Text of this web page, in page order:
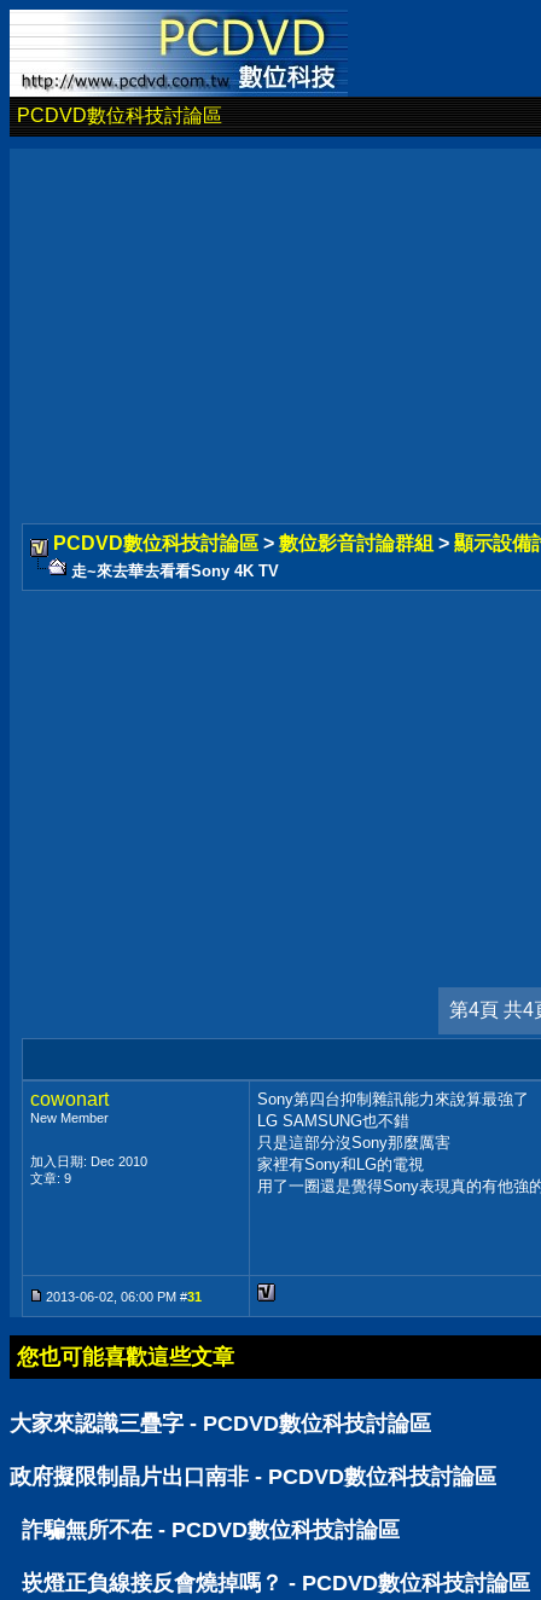
PCDVD數位科技討論區
PCDVD數位科技討論區 > 數位影音討論群組 > 顯示設備
走~來去華去看看Sony 4K TV
第4頁 共4
cowonart
New Member
加入日期: Dec 2010
文章: 9
Sony第四台抑制雜訊能力來說算最強了
LG SAMSUNG也不錯
只是這部分沒Sony那麼厲害
家裡有Sony和LG的電視
用了一圈還是覺得Sony表現真的有他強
2013-06-02, 06:00 PM #31
您也可能喜歡這些文章
大家來認識三疊字 - PCDVD數位科技討論區
政府擬限制晶片出口南非 - PCDVD數位科技討論區
詐騙無所不在 - PCDVD數位科技討論區
崁燈正負線接反會燒掉嗎？ - PCDVD數位科技討論區